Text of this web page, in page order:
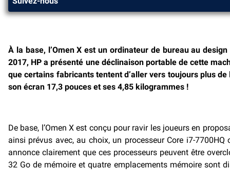
À la base, l’Omen X est un ordinateur de bureau au
2017, HP a présenté une déclinaison portable de cette
que certains fabricants tentent d’aller vers toujours plus
son écran 17,3 pouces et ses 4,85 kilogrammes !
De base, l’Omen X est conçu pour ravir les joueurs en
ainsi prévus avec, au choix, un processeur Core i7-
annonce clairement que ces processeurs peuvent être
32 Go de mémoire et quatre emplacements mémoire sont